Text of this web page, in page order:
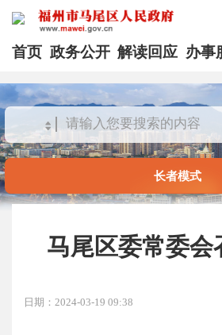
首页 政务公开 解读回应 办事
长者模式
马尾区委常委会
日期：2024-03-19 09:38